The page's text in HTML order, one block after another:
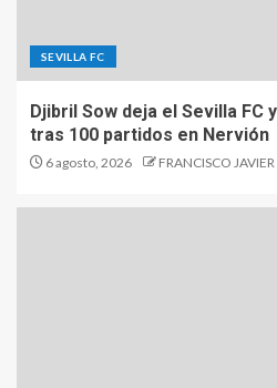
SEVILLA FC
Djibril Sow deja el Sevilla FC
tras 100 partidos en Nervión
6 agosto, 2026 FRANCISCO JAVIER